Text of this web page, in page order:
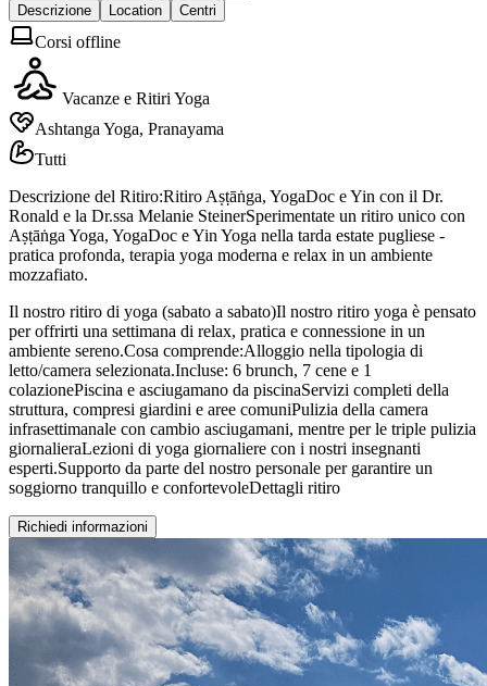
Descrizione
Location Centri
Corsi offline
Vacanze e Ritiri Yoga
Ashtanga Yoga, Pranayama
Tutti
Descrizione del Ritiro:Ritiro Aṣṭāṅga, YogaDoc e Yin con il Dr.
Ronald e la Dr.ssa Melanie SteinerSperimentate un ritiro unico con
Aṣṭāṅga Yoga, YogaDoc e Yin Yoga nella tarda estate pugliese -
pratica profonda, terapia yoga moderna e relax in un ambiente
mozzafiato.
Il nostro ritiro di yoga (sabato a sabato)Il nostro ritiro yoga è pensato
per offrirti una settimana di relax, pratica e connessione in un
ambiente sereno.Cosa comprende:Alloggio nella tipologia di
letto/camera selezionata.Incluse: 6 brunch, 7 cene e 1
colazionePiscina e asciugamano da piscinaServizi completi della
struttura, compresi giardini e aree comuniPulizia della camera
infrasettimanale con cambio asciugamani, mentre per le triple pulizia
giornalieraLezioni di yoga giornaliere con i nostri insegnanti
esperti.Supporto da parte del nostro personale per garantire un
soggiorno tranquillo e confortevoleDettagli ritiro
Richiedi informazioni